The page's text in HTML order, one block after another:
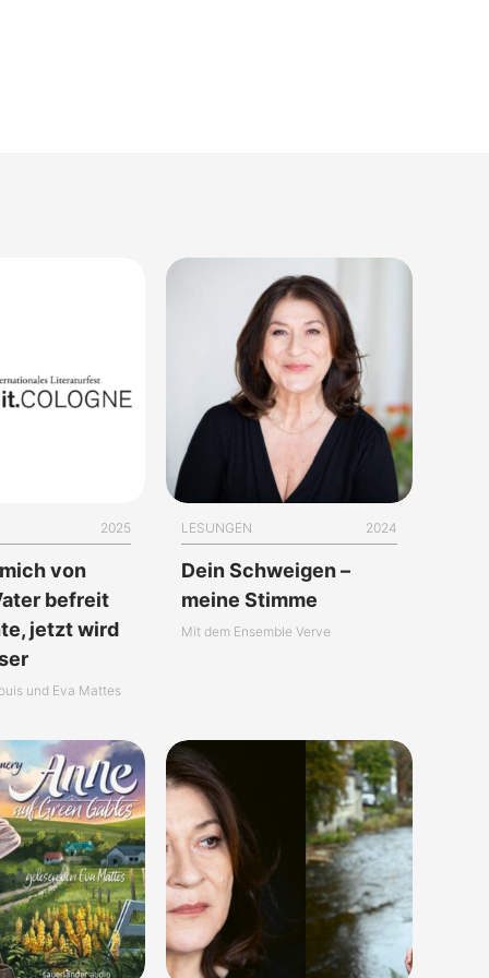
2025
von
befreit
jetzt wird
und Eva Mattes
LESUNGEN 2024
Dein Schweigen –
meine Stimme
Mit dem Ensemble Verve